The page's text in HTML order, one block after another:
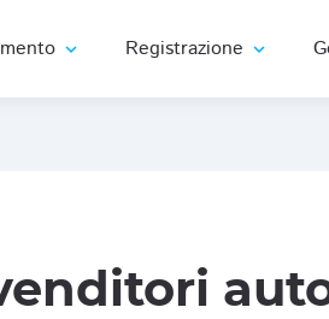
expand_more Registrazione expand_more